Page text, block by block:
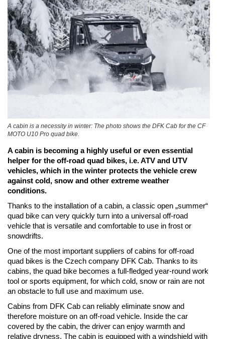
A cabin is a necessity in winter: The photo shows the DFK Cab for the CF
MOTO U10 Pro quad bike.
A cabin is becoming a highly useful or even essential
helper for the off-road quad bikes, i.e. ATV and UTV
vehicles, which in the winter protects the vehicle crew
against cold, snow and other extreme weather
conditions.
Thanks to the installation of a cabin, a classic open „summer“
quad bike can very quickly turn into a universal off-road
vehicle that is versatile and comfortable to use in frost or
snowdrifts.
One of the most important suppliers of cabins for off-road
quad bikes is the Czech company DFK Cab. Thanks to its
cabins, the quad bike becomes a full-fledged year-round work
tool or sports equipment, for which cold, snow or rain are not
an obstacle to full use and maximum use.
Cabins from DFK Cab can reliably eliminate snow and
therefore moisture on an off-road vehicle. Inside the car
covered by the cabin, the driver can enjoy warmth and
relative dryness. The cabin is equipped with a windshield with